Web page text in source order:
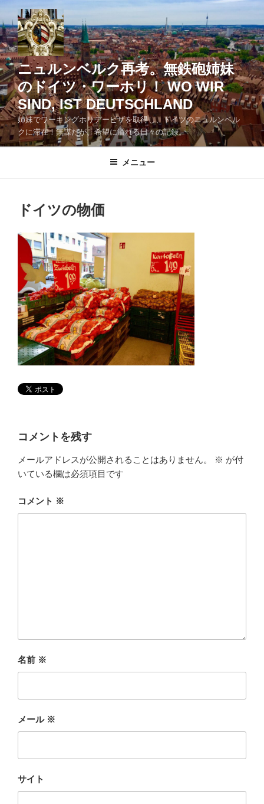
コ
ン
テ
ン
ツ
へ
ス
キ
ッ
プ
ニュルンベルク再考。無鉄砲姉妹
のドイツ・ワーホリ！ WO WIR
SIND, IST DEUTSCHLAND
姉妹でワーキングホリデービザを取得し、ドイツのニュルンベル
クに滞在！無謀だが、希望に溢れる日々の記録。
メニュー
ドイツの物価
コメントを残す
メールアドレスが公開されることはありません。 ※ が付
いている欄は必須項目です
コメント ※
名前 ※
メール ※
サイト